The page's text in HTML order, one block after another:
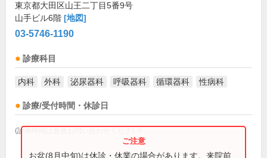
東京都大田区山王二丁目5番9号
山手ビル6階 [地図]
03-5746-1190
診療科目
内科 外科 泌尿器科 呼吸器科 循環器科 性病科
診療/受付時間・休診日
(診療時間は直接お問い合わせください)
お盆(8月中旬)は休診・休業の場合があります。来院前